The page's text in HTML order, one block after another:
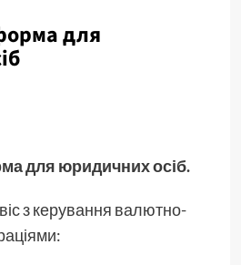
для
для юридичних осіб.
з керування валютно-